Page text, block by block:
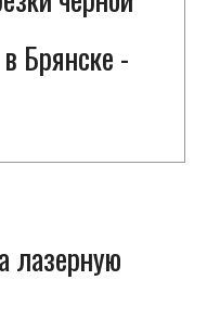
Брянске -
лазерную